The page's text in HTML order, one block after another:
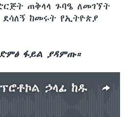
ጠቅላላ ጉባዔ ለመገኘት
ከመሩት የኢትዮጵያ
ፋይል ያዳምጡ።
ኃላፊ ከዱ
currently available